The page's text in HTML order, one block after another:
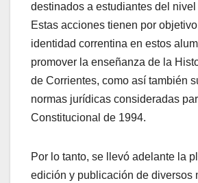
destinados a estudiantes del
Estas acciones tienen por
identidad correntina en estos
promover la enseñanza de la
de Corrientes, como así también
normas jurídicas consideradas
Constitucional de 1994.
Por lo tanto, se llevó adelante la
edición y publicación de diversos